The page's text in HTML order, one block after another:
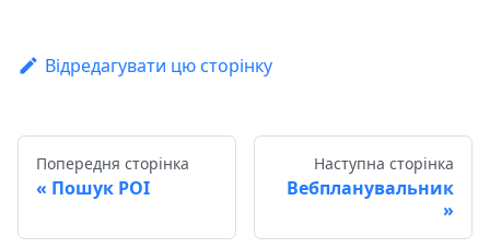
Відредагувати цю сторінку
Попередня сторінка
Пошук POI
Наступна сторінка
Вебпланувальник